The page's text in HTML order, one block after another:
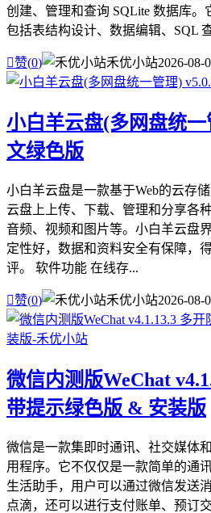
创建、管理和查询 SQLite 数据库。
包括表结构设计、数据编辑、SQL
赞(0) 禾优小站2026-08-
小白羊云盘(多网盘统一
文绿色版
小白羊云盘是一款基于Web的云存
云盘上上传、下载、管理和分享各
音频、视频和图片等。小白羊云盘
定性好，数据和资料安全有保障，
评。 软件功能 在线存...
赞(0) 禾优小站2026-08-
微信内测版WeChat
带提示绿色版 & 安装版
微信是一款集即时通讯、社交媒体
用程序。它不仅仅是一款简单的通
生活助手，用户可以通过微信发送
点滴，还可以进行支付账单、预订